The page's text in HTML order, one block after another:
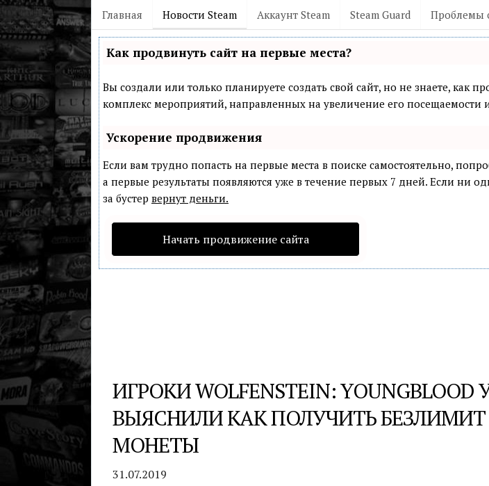
Главная Новости Steam Аккаунт Steam Steam Guard Проблемы
Как продвинуть сайт на первые места?
Вы создали или только планируете создать свой сайт, но не знаете, как
комплекс мероприятий, направленных на увеличение его
Ускорение продвижения
Если вам трудно попасть на первые места в поиске самостоятельно,
а первые результаты появляются уже в течение первых 7 дней. Если ни
за бустер вернут деньги.
Начать продвижение сайта
ИГРОКИ WOLFENSTEIN: YOUNGBLOOD
ВЫЯСНИЛИ КАК ПОЛУЧИТЬ
МОНЕТЫ
31.07.2019